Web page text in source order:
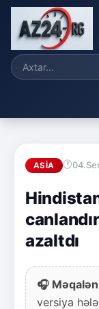
ASIA
azaltdı
🎧
versiya hələ